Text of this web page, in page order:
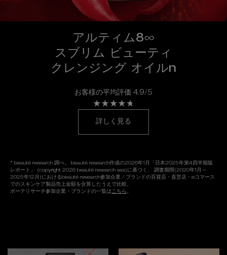
アルティム8∞
スブリム ビューティ
クレンジング オイルn
お客様の平均評価 4.9/5
詳しく見る
* beauté research 調べ。 beauté research作成の2026年1月「日本2025年第4四半期版
レポート」 (copyright 2026 beauté research sas)に基づく、
調査期間(2020年1月～
2025年12月)におけるbeauté research参加企業 / ブランドの百貨店・直営店・eコマース
でのスキンケア製品売上金額を合算したうえで比較。
ボーテリサーチ参加企業・ブランドの一覧は こちら 。